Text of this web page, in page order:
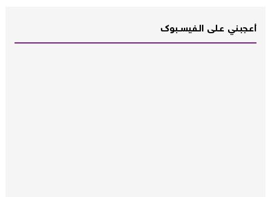
أعـــجبــني عـــلى الــفــيســــبوك